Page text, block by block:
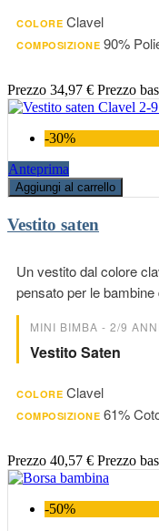
COLORE Clavel
COMPOSIZIONE 90%
Prezzo 34,97 € Prezzo
-30%
Anteprima
Aggiungi al carrello
Vestito saten
Un vestito dal colore
pensato per le bambine
MINI BIMBA - 2/9
Vestito Saten
COLORE Clavel
COMPOSIZIONE 61%
Prezzo 40,57 € Prezzo
-50%